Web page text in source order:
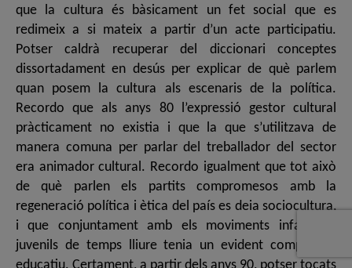
que la cultura és bàsicament un fet social que es
redimeix a si mateix a partir d’un acte participatiu.
Potser caldrà recuperar del diccionari conceptes
dissortadament en desús per explicar de què parlem
quan posem la cultura als escenaris de la política.
Recordo que als anys 80 l’expressió gestor cultural
pràcticament no existia i que la que s’utilitzava de
manera comuna per parlar del treballador del sector
era animador cultural. Recordo igualment que tot això
de què parlen els partits compromesos amb la
regeneració política i ètica del país es deia sociocultura,
i que conjuntament amb els moviments infantils i
juvenils de temps lliure tenia un evident component